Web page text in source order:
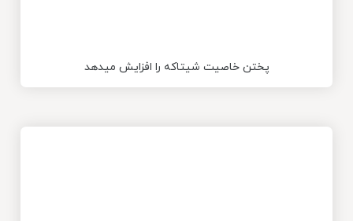
پختن خاصیت شیتاکه را افزایش میدهد